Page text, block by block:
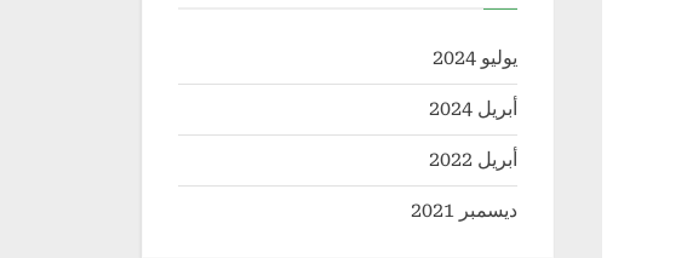
يوليو 2024
أبريل 2024
أبريل 2022
ديسمبر 2021